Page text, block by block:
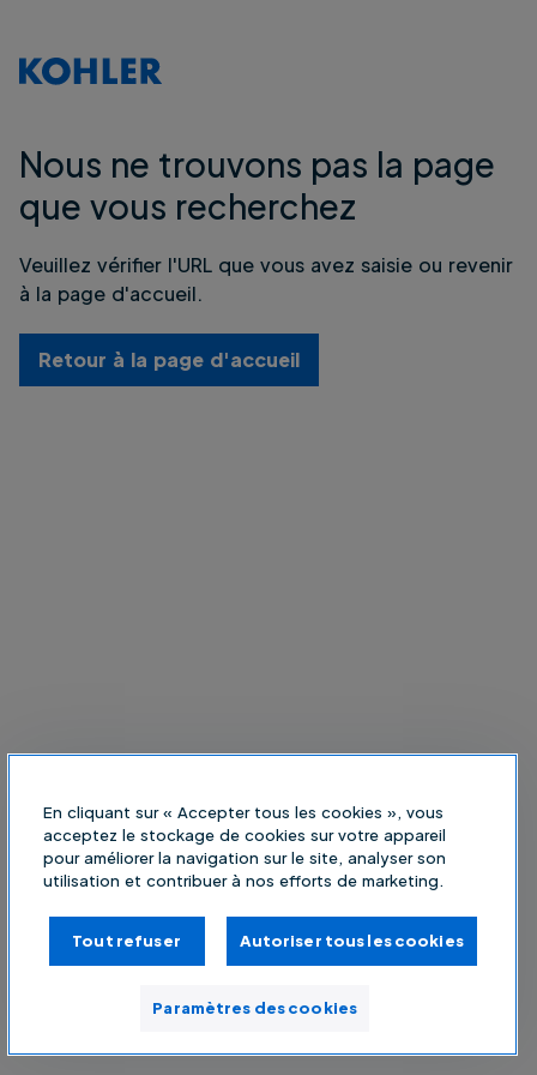
Nous ne trouvons pas la page
que vous recherchez
Veuillez vérifier l'URL que vous avez saisie ou revenir
à la page d'accueil.
Retour à la page d'accueil
En cliquant sur « Accepter tous les cookies », vous
acceptez le stockage de cookies sur votre appareil
pour améliorer la navigation sur le site, analyser son
utilisation et contribuer à nos efforts de marketing.
Tout refuser Autoriser tous les cookies
Paramètres des cookies